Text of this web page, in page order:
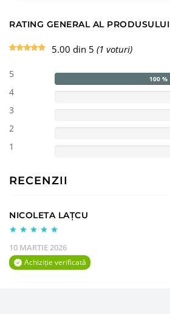
RATING GENERAL AL PRODUSULUI
5.00 din 5 (1 voturi)
5 100 %
4
3
2
1
RECENZII
NICOLETA LAȚCU
10 MARTIE 2026
Achiziție verificată